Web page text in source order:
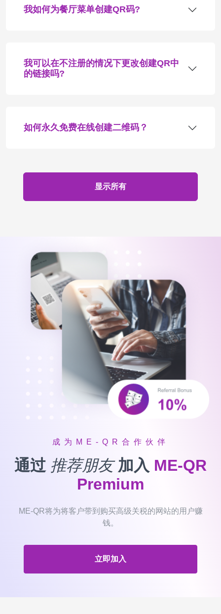
我如何为餐厅菜单创建QR码?
我可以在不注册的情况下更改创建QR中
的链接吗?
如何永久免费在线创建二维码？
显示所有
成为ME-QR合作伙伴
通过 推荐朋友 加入 ME-QR
Premium
ME-QR将为将客户带到购买高级关税的网站的用户赚
钱。
立即加入